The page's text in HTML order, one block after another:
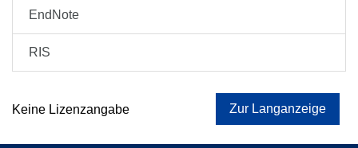
EndNote
RIS
Keine Lizenzangabe Zur Langanzeige